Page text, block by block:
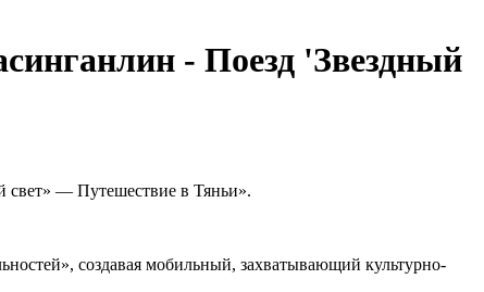
- Поезд 'Звездный
свет» — Путешествие в Тяньи».
создавая мобильный, захватывающий культурно-